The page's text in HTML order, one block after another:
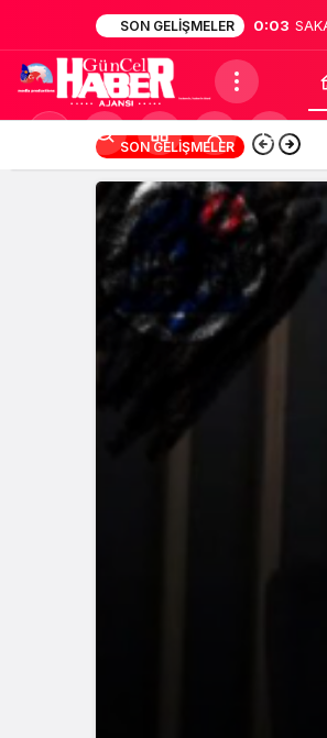
SON GELIŞMELER 0:02
değiştir
SON GELIŞMELER